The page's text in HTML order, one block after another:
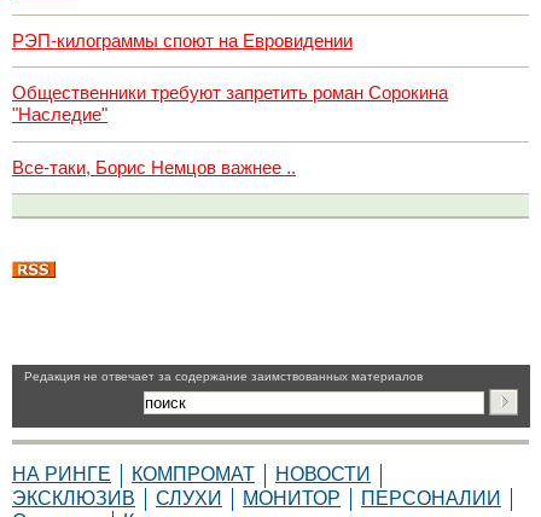
РЭП-килограммы споют на Евровидении
Общественники требуют запретить роман Сорокина
"Наследие"
Все-таки, Борис Немцов важнее ..
Pедакция не отвечает за содержание заимствованных материалов
НА РИНГЕ КОМПРОМАТ
НОВОСТИ
ЭКСКЛЮЗИВ
СЛУХИ МОНИТОР
ПЕРСОНАЛИИ